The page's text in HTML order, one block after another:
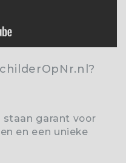
staan garant voor
en een unieke